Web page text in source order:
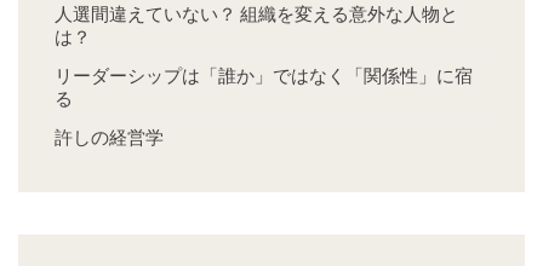
人選間違えていない？ 組織を変える意外な人物と
は？
リーダーシップは「誰か」ではなく「関係性」に宿
る
許しの経営学